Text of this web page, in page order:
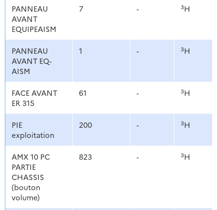
PANNEAU
AVANT
EQUIPEAISM
7 - 3H
PANNEAU
AVANT EQ-
AISM
1 - 3H
FACE AVANT
ER 315
61 - 3H
PIE
exploitation
200 - 3H
AMX 10 PC
PARTIE
CHASSIS
(bouton
volume)
823 - 3H